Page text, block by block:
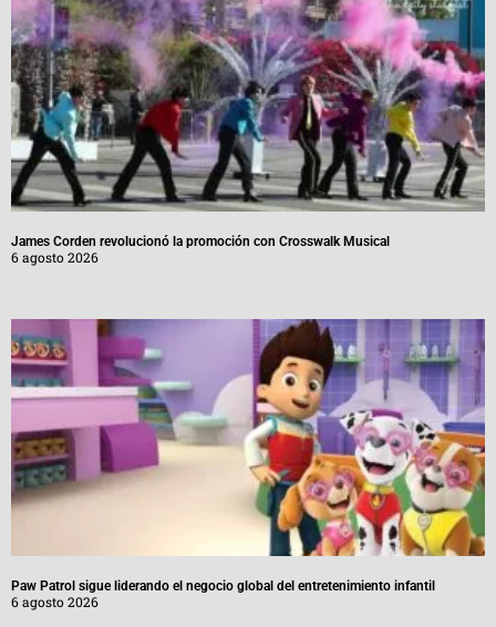
James Corden revolucionó la promoción con Crosswalk Musical
6 agosto 2026
Paw Patrol sigue liderando el negocio global del entretenimiento infantil
6 agosto 2026